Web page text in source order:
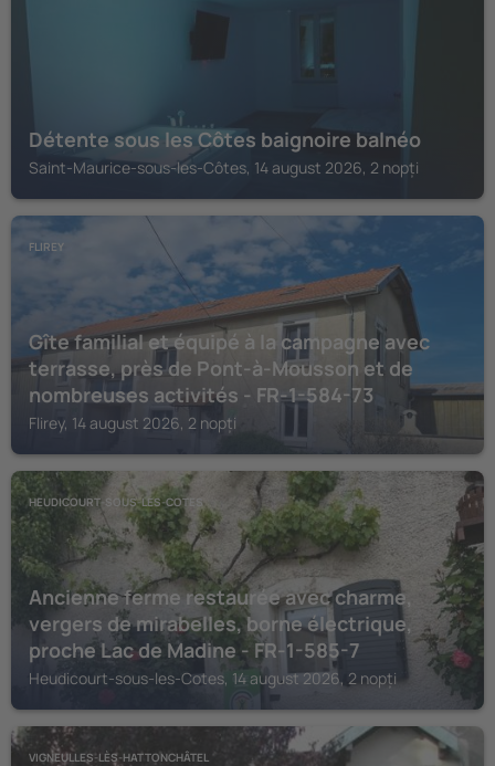
Détente sous les Côtes baignoire balnéo
Saint-Maurice-sous-les-Côtes, 14 august 2026, 2 nopți
FLIREY
Gîte familial et équipé à la campagne avec
terrasse, près de Pont-à-Mousson et de
nombreuses activités - FR-1-584-73
Flirey, 14 august 2026, 2 nopți
HEUDICOURT-SOUS-LES-COTES
Ancienne ferme restaurée avec charme,
vergers de mirabelles, borne électrique,
proche Lac de Madine - FR-1-585-7
Heudicourt-sous-les-Cotes, 14 august 2026, 2 nopți
VIGNEULLES-LÈS-HATTONCHÂTEL